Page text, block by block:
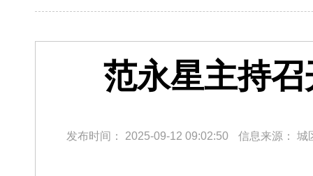
范永星主持
发布时间： 2025-09-12 09:02:50 信息来源： 城